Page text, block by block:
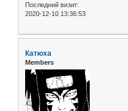
Последний визит:
2020-12-10 13:36:53
Катюха
Members